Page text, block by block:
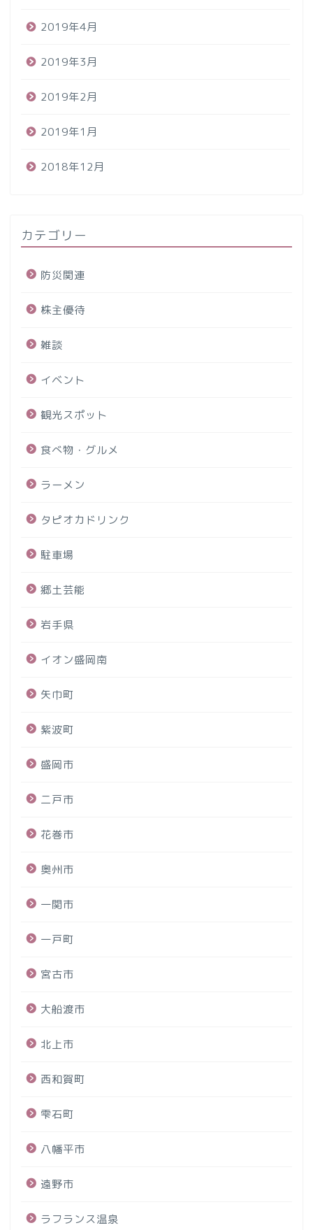
2019年4月
2019年3月
2019年2月
2019年1月
2018年12月
カテゴリー
防災関連
株主優待
雑談
イベント
観光スポット
食べ物・グルメ
ラーメン
タピオカドリンク
駐車場
郷土芸能
岩手県
イオン盛岡南
矢巾町
紫波町
盛岡市
二戸市
花巻市
奥州市
一関市
一戸町
宮古市
大船渡市
北上市
西和賀町
雫石町
八幡平市
遠野市
ラフランス温泉